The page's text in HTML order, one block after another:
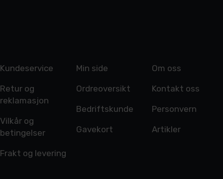
Kundeservice
Retur og
reklamasjon
Vilkår og
betingelser
Frakt og levering
Min side
Ordreoversikt
Bedriftskunde
Gavekort
Om oss
Kontakt oss
Personvern
Artikler